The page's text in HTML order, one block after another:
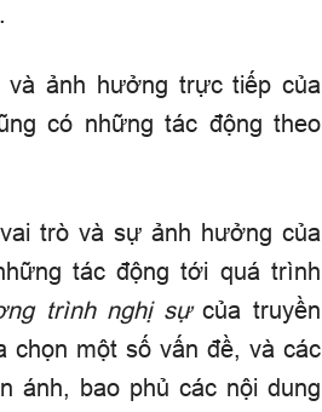
ảnh hưởng trực tiếp của
có những tác động theo
trò và sự ảnh hưởng của
tác động tới quá trình
trình nghị sựcủa truyền
một số vấn đề, và các
ánh, bao phủ các nội dung